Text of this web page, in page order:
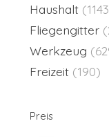
Haushalt
Fliegengitter
Werkzeug
Freizeit (190)
Preis